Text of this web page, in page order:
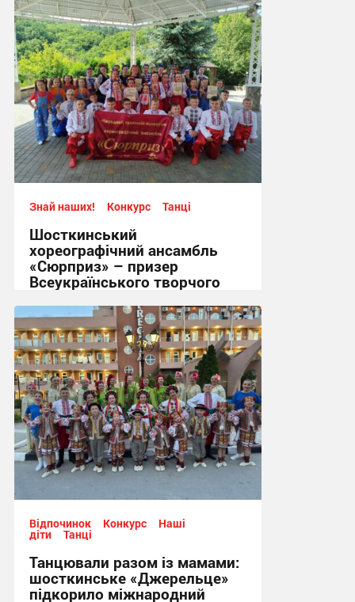
16:17, 3.08.2026
Знай наших! Конкурс Танці
Шосткинський
хореографічний ансамбль
«Сюрприз» – призер
Всеукраїнського творчого
11:11, 29.06.2026
Відпочинок Конкурс Наші
діти Танці
Танцювали разом із мамами:
шосткинське «Джерельце»
підкорило міжнародний